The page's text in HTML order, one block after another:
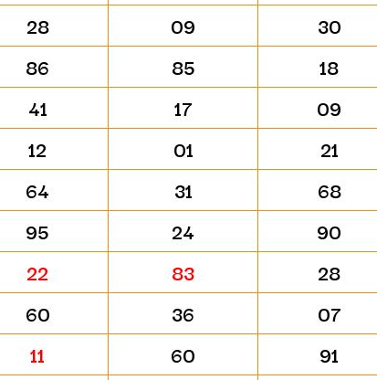
28 09 30
86 85 18
41 17 09
12 01 21
64 31 68
95 24 90
22 83 28
60 36 07
11 60 91